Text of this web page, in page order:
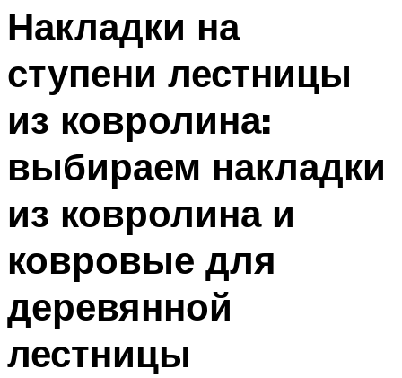
Накладки на
ступени лестницы
из ковролина:
выбираем накладки
из ковролина и
ковровые для
деревянной
лестницы